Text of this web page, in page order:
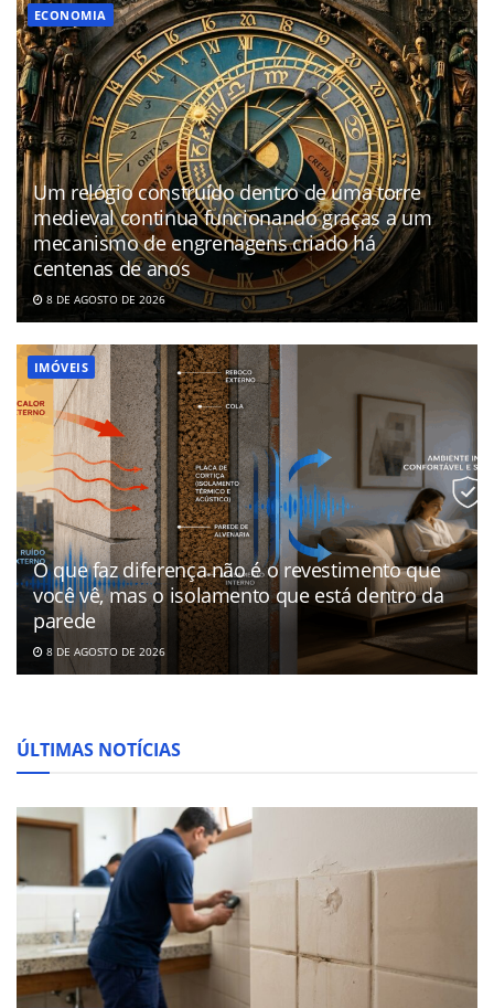
ECONOMIA
Um relógio construído dentro de uma torre
medieval continua funcionando graças a um
mecanismo de engrenagens criado há
centenas de anos
8 DE AGOSTO DE 2026
IMÓVEIS
O que faz diferença não é o revestimento que
você vê, mas o isolamento que está dentro da
parede
8 DE AGOSTO DE 2026
ÚLTIMAS NOTÍCIAS